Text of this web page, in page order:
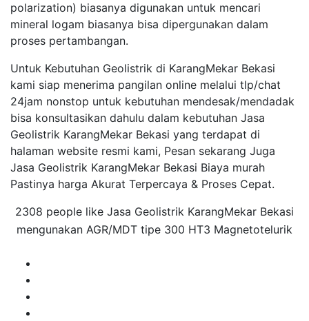
polarization) biasanya digunakan untuk mencari
mineral logam biasanya bisa dipergunakan dalam
proses pertambangan.
Untuk Kebutuhan Geolistrik di KarangMekar Bekasi
kami siap menerima pangilan online melalui tlp/chat
24jam nonstop untuk kebutuhan mendesak/mendadak
bisa konsultasikan dahulu dalam kebutuhan Jasa
Geolistrik KarangMekar Bekasi yang terdapat di
halaman website resmi kami, Pesan sekarang Juga
Jasa Geolistrik KarangMekar Bekasi Biaya murah
Pastinya harga Akurat Terpercaya & Proses Cepat.
2308 people like Jasa Geolistrik KarangMekar Bekasi
mengunakan AGR/MDT tipe 300 HT3 Magnetotelurik